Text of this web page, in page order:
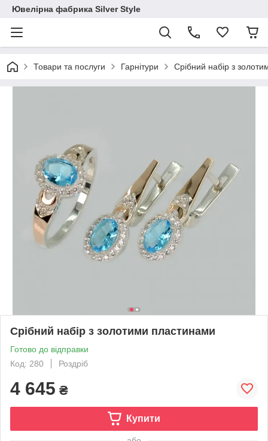
Ювелірна фабрика Silver Style
Товари та послуги Гарнітури Срібний набір з
Срібний набір з золотими пластинами
Готово до відправки
Код: 280
Роздріб
4 645 ₴
Купити